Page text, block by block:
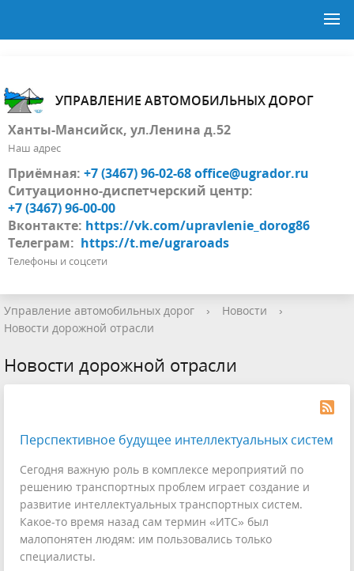
УПРАВЛЕНИЕ АВТОМОБИЛЬНЫХ ДОРОГ
Ханты-Мансийск, ул.Ленина д.52
Наш адрес
Приёмная: +7 (3467) 96-02-68office@ugrador.ru
Ситуационно-диспетчерский центр:
+7 (3467) 96-00-00
Вконтакте: https://vk.com/upravlenie_dorog86
Телеграм: https://t.me/ugraroads
Телефоны и соцсети
Управление автомобильных дорог › Новости
›
Новости дорожной отрасли
Новости дорожной отрасли
Перспективное будущее интеллектуальных систем
Сегодня важную роль в комплексе мероприятий по
решению транспортных проблем играет создание и
развитие интеллектуальных транспортных систем.
Какое-то время назад сам термин «ИТС» был
малопонятен людям: им пользовались только
специалисты.